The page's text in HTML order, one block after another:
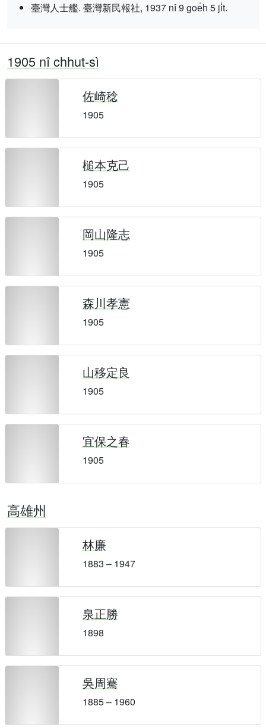
臺灣人士艦. 臺灣新民報社, 1937 nî 9 goe̍h 5 ji̍t.
1905 nî chhut-sì
佐崎稔
1905
槌本克己
1905
岡山隆志
1905
森川孝憲
1905
山移定良
1905
宜保之春
1905
高雄州
林廉
1883 – 1947
泉正勝
1898
吳周騫
1885 – 1960